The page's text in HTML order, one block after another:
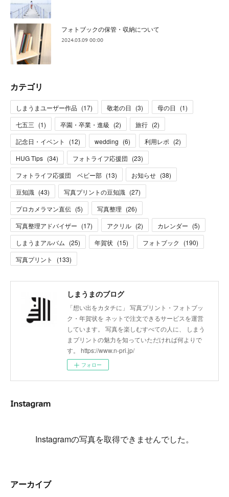
フォトブックの保管・収納について
2024.03.09 00:00
カテゴリ
しまうまユーザー作品 (17) 敬老の日 (3) 母の日 (1)
七五三 (1) 卒園・卒業・進級 (2) 旅行 (2)
記念日・イベント
(12) wedding (6) 利用レポ (2)
HUG Tips (34) フォトライフ応援団 (23)
フォトライフ応援団 ベビー部 (13) お知らせ (38)
豆知識 (43) 写真プリントの豆知識 (27)
プロカメラマン直伝 (5) 写真整理 (26)
写真整理アドバイザー (17) アクリル (2) カレンダー (5)
しまうまアルバム (25) 年賀状 (15) フォトブック (190)
写真プリント
(133)
しまうまのブログ
「想い出をカタチに」 写真プリント・フォトブッ
ク・年賀状を ネットで注文できるサービスを運営
しています。 写真を楽しむすべての人に、 しまう
まプリントの魅力を知っていただければ何よりで
す。 https://www.n-pri.jp/
フォロー
Instagram
Instagramの写真を取得できませんでした。
アーカイブ